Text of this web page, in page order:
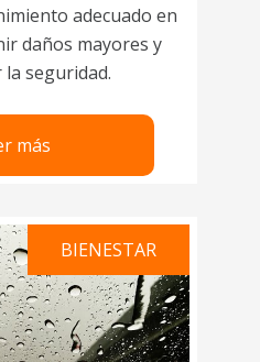
adecuado en
daños mayores y
seguridad.
más
BIENESTAR